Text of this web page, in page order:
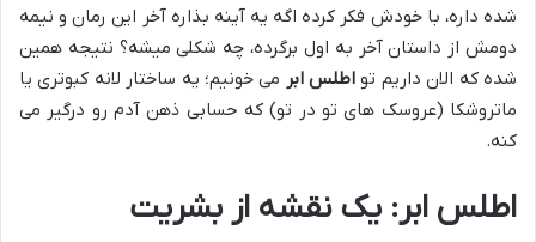
شده داره، با خودش فکر کرده اگه یه آینه بذاره آخر این رمان و نیمه
دومش از داستان آخر به اول برگرده، چه شکلی میشه؟ نتیجه همین
شده که الان داریم تو اطلس ابر می خونیم؛ یه ساختار لانه کبوتری یا
ماتروشکا (عروسک های تو در تو) که حسابی ذهن آدم رو درگیر می
کنه.
اطلس ابر: یک نقشه از بشریت